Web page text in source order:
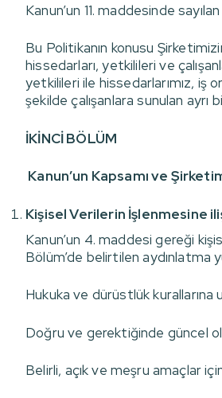
Kanun’un 11. maddesinde
Bu Politikanın konusu
hissedarları, yetkilileri ve
yetkilileri ile hissedarlarımız, iş
şekilde çalışanlara sunulan
İKİNCİ BÖLÜM
Kanun’un Kapsamı ve
Kişisel Verilerin İşlenmesine
Kanun’un 4. maddesi gereği
Bölüm’de belirtilen aydınlatma
Hukuka ve dürüstlük kurallarına
Doğru ve gerektiğinde güncel
Belirli, açık ve meşru amaçlar